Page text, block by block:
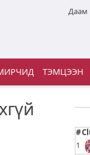
Даам
ТЭМЦЭЭН
#
1